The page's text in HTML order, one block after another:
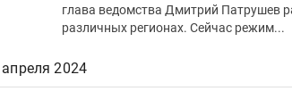
глава ведомства Дмитрий Патрушев
различных регионах. Сейчас режим...
апреля 2024